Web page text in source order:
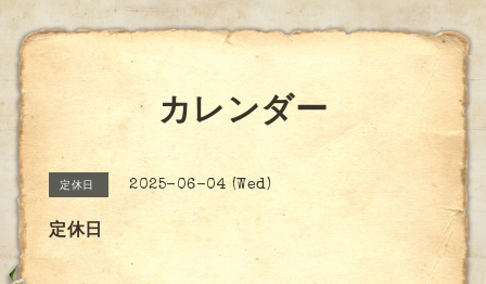
カレンダー
定休日 2025-06-04 (Wed)
定休日